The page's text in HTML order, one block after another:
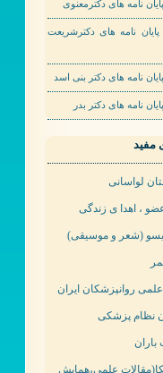
نامه های دکترمعنوی
پایان نامه های دکترشریعت
نامه های دکتر بنی اسد
نامه های دکتر بدر
مفید
لواسانی
، اهدا ی زندگی
(شعر و موسیقی)
روانپزشکان ایران
نظام پزشکی
علمی،همایش